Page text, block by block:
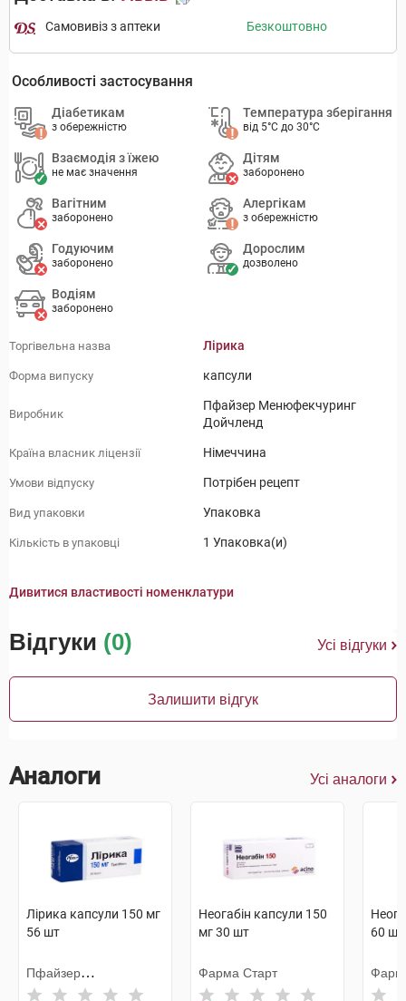
Самовивіз з аптеки Безкоштовно
Особливості застосування
Діабетикам
з обережністю
Температура зберігання
від 5°C до 30°C
Взаємодія з їжею
не має значення
Дітям
заборонено
Вагітним
заборонено
Алергікам
з обережністю
Годуючим
заборонено
Дорослим
дозволено
Водіям
заборонено
Торгівельна назва Лірика
Форма випуску капсули
Виробник
Пфайзер Менюфекчуринг
Дойчленд
Країна власник ліцензії Німеччина
Умови відпуску Потрібен рецепт
Вид упаковки Упаковка
Кількість в упаковці 1 Упаковка(и)
Дивитися властивості номенклатури
Відгуки (0) Усі відгуки
Залишити відгук
Аналоги Усі аналоги
Лірика капсули 150 мг
56 шт
Пфайзер
Менюфекчуринг
Неогабін капсули 150
мг 30 шт
Фарма Старт
60 шт